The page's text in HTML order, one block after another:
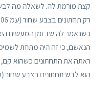
קצת מורמת לה. לשאלה מה
כשנאמר לה שבזמן המעשים
הנאשם, כי זה היה מתחת
ראתה את התחתונים כשהוא
הוא לבש תחתונים בצבע שחור (עמ'180-